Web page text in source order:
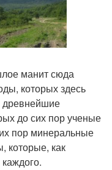
манит сюда
которых здесь
древнейшие
до сих пор ученые
пор минеральные
которые, как